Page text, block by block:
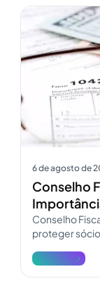
6 de agosto de
Conselho
Conselho
proteger
e atualize a
Ver mais